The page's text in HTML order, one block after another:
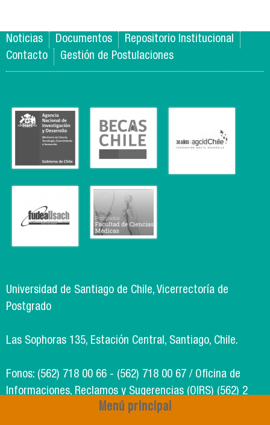
Menú principal
Noticias Documentos
Repositorio Institucional
Contacto
Gestión de Postulaciones
Universidad de Santiago de Chile, Vicerrectoría de
Postgrado
Las Sophoras 135, Estación Central, Santiago, Chile.
Fonos: (562) 718 00 66 - (562) 718 00 67 / Oficina de
Informaciones, Reclamos y Sugerencias (OIRS) (562) 2